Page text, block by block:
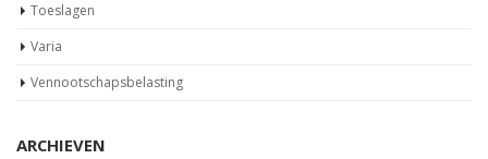
ARCHIEVEN
augustus 2026
juni 2026